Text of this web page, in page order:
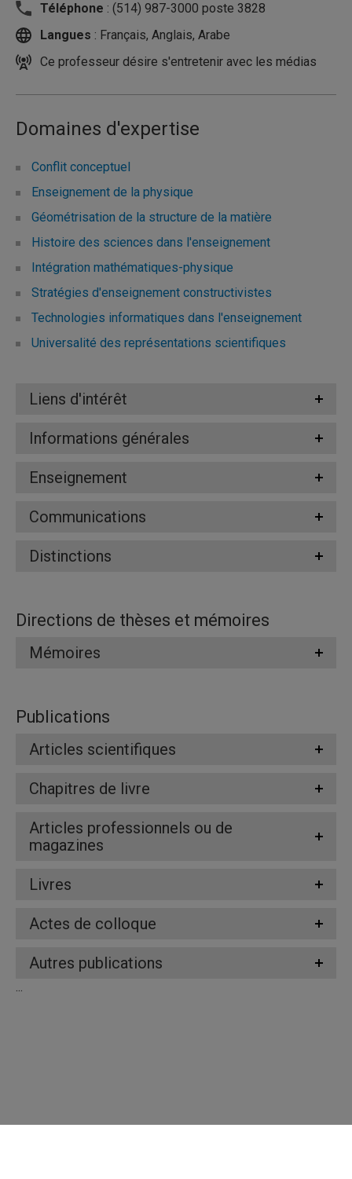
Téléphone : (514) 987-3000 poste 3828
Langues : Français, Anglais, Arabe
Ce professeur désire s'entretenir avec les médias
Domaines d'expertise
Conflit conceptuel
Enseignement de la physique
Géométrisation de la structure de la matière
Histoire des sciences dans l'enseignement
Intégration mathématiques-physique
Stratégies d'enseignement constructivistes
Technologies informatiques dans l'enseignement
Universalité des représentations scientifiques
Liens d'intérêt
Informations générales
Enseignement
Communications
Distinctions
Directions de thèses et mémoires
Mémoires
Publications
Articles scientifiques
Chapitres de livre
Articles professionnels ou de
magazines
Livres
Actes de colloque
Autres publications
...